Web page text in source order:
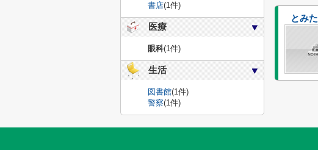
とみ
書店(1件)
医療
眼科(1件)
生活
図書館(1件)
警察(1件)